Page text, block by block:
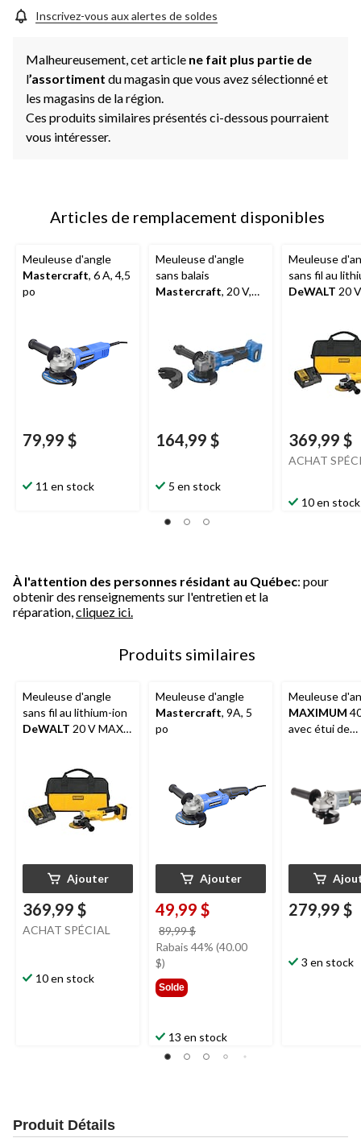
Inscrivez-vous aux alertes de soldes
Malheureusement, cet article ne fait plus partie de
l’assortiment du magasin que vous avez sélectionné et
les magasins de la région.
Ces produits similaires présentés ci-dessous pourraient
vous intéresser.
Articles de remplacement disponibles
Meuleuse d'angle
Mastercraft, 6 A, 4,5
po
79,99 $
11 en stock
Meuleuse d'angle
sans balais
Mastercraft, 20 V,
164,99 $
5 en stock
Meuleuse
sans fil au
DeWALT 20
8 000 tr/min
369,99 $
ACHAT
10 en stock
À l'attention des personnes résidant au Québec: pour
obtenir des renseignements sur l'entretien et la
réparation, cliquez ici.
Produits similaires
Meuleuse d'angle
sans fil au lithium-ion
DeWALT 20 V MAX
8 000 tr/min
Ajouter
369,99 $
ACHAT SPÉCIAL
10 en stock
Meuleuse d'angle
Mastercraft, 9A, 5
po
Ajouter
49,99 $
89,99 $
était
Rabais 44% (40.00
$)
Solde
13 en stock
Meuleuse
MAXIMUM
avec étui de
279,99 $
3 en stock
Produit Détails